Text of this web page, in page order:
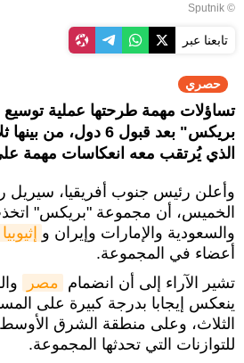
© Sputnik
تابعنا عبر
حصري
تساؤلات مهمة طرحتها عملية
بريكس" بعد قبول 6 دول،
الذي يُرتقب معه انعكاسات مهمة
وأعلن رئيس جنوب أفريقيا، سيريل
الخميس، أن مجموعة "بريكس"
والسعودية والإمارات وإيران و إثيوبيا
أعضاء في المجموعة.
تشير الآراء إلى أن انضمام مصر
ينعكس إيجابا بدرجة كبيرة على
الثلاث، وعلى منطقة الشرق الأوسط
للتوازنات التي تحدثها المجموعة.